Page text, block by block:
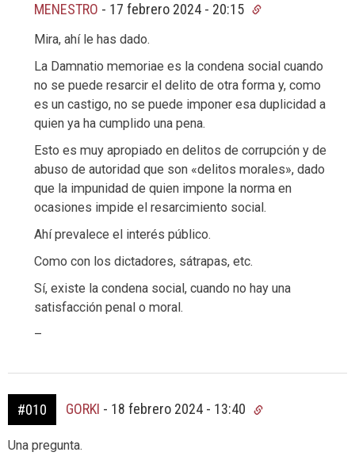
MENESTRO - 17 febrero 2024 - 20:15
Mira, ahí le has dado.
La Damnatio memoriae es la condena social cuando
no se puede resarcir el delito de otra forma y, como
es un castigo, no se puede imponer esa duplicidad a
quien ya ha cumplido una pena.
Esto es muy apropiado en delitos de corrupción y de
abuso de autoridad que son «delitos morales», dado
que la impunidad de quien impone la norma en
ocasiones impide el resarcimiento social.
Ahí prevalece el interés público.
Como con los dictadores, sátrapas, etc.
Sí, existe la condena social, cuando no hay una
satisfacción penal o moral.
–
#010 GORKI - 18 febrero 2024 - 13:40
Una pregunta.